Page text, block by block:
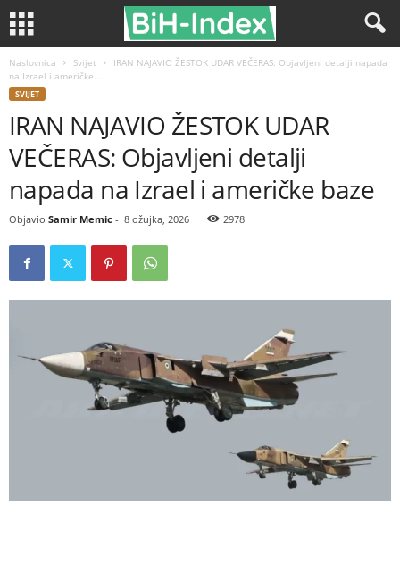
Naslovnica Svijet
IRAN NAJAVIO ŽESTOK UDAR VEČERAS: Objavljeni detalji napada
na Izrael i američke...
SVIJET
IRAN NAJAVIO ŽESTOK UDAR
VEČERAS: Objavljeni detalji
napada na Izrael i američke baze
Objavio Samir Memic - 8 ožujka, 2026 2978